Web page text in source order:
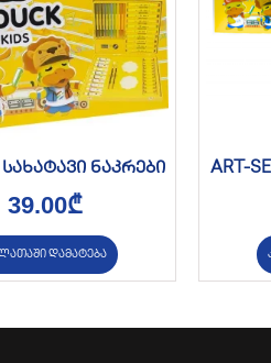
სახატავი ნაკრები
39.00₾
დამატება
ART-